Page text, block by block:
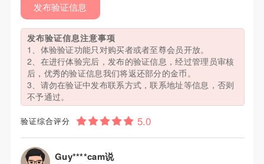
发布验证信息
发布验证信息注意事项
1、体验验证功能只对购买者或者至尊会员开放。
2、在进行体验完后，发布的验证信息，经过管理员审核
后，优秀的验证信息我们将返还部分的金币。
3、请勿在验证中发布联系方式，联系地址等信息，否则
不予通过。
验证综合评分
Guy****cam说